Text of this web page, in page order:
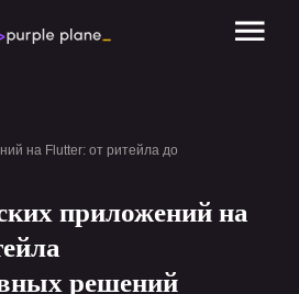
проект
на Flutter: от ритейла до
приложений на
решений